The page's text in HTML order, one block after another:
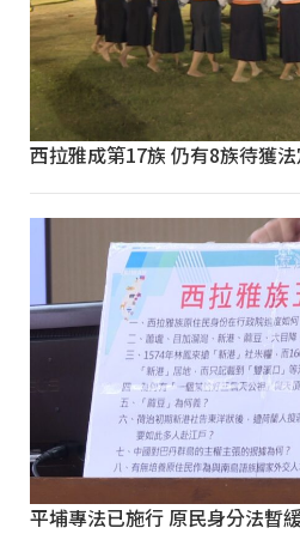
西拉雅成第17族 仍有8族待獲
平埔專法已施行 原民身分法暫